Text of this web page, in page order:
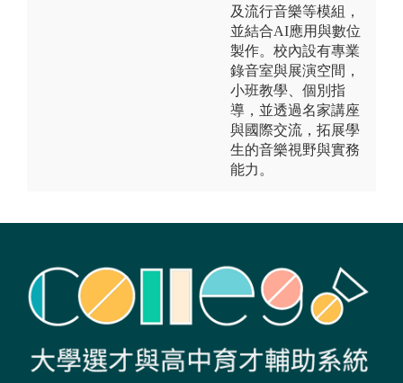
及流行音樂等模組，
並結合AI應用與數位
製作。校內設有專業
錄音室與展演空間，
小班教學、個別指
導，並透過名家講座
與國際交流，拓展學
生的音樂視野與實務
能力。